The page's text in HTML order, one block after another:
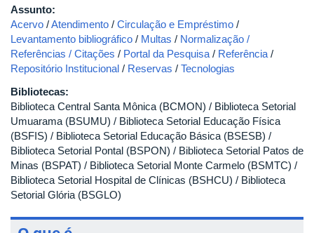
Assunto:
Acervo /Atendimento / Circulação e Empréstimo /
Levantamento bibliográfico / Multas / Normalização /
Referências / Citações / Portal da Pesquisa / Referência /
Repositório Institucional / Reservas / Tecnologias
Bibliotecas:
Biblioteca Central Santa Mônica (BCMON) / Biblioteca Setorial
Umuarama (BSUMU) / Biblioteca Setorial Educação Física
(BSFIS) / Biblioteca Setorial Educação Básica (BSESB) /
Biblioteca Setorial Pontal (BSPON) / Biblioteca Setorial Patos de
Minas (BSPAT) / Biblioteca Setorial Monte Carmelo (BSMTC) /
Biblioteca Setorial Hospital de Clínicas (BSHCU) / Biblioteca
Setorial Glória (BSGLO)